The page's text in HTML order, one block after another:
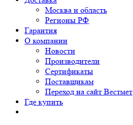
Москва и область
Регионы РФ
Гарантия
О компании
Новости
Производители
Сертификаты
Поставщикам
Переход на сайт Вестмет
Где купить